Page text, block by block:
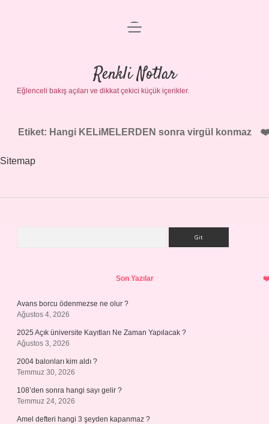
Gizlilik Politikası
Yasal Uyarı
menüyü
Renkli Notlar
Eğlenceli bakış açıları ve dikkat çekici küçük içerikler.
Etiket: Hangi KELiMELERDEN sonra virgül konmaz
Sitemap
Son Yazılar
Avans borcu ödenmezse ne olur ?
Ağustos 4, 2026
2025 Açık üniversite Kayıtları Ne Zaman Yapılacak ?
Ağustos 3, 2026
2004 balonları kim aldı ?
Temmuz 30, 2026
108’den sonra hangi sayı gelir ?
Temmuz 24, 2026
Amel defteri hangi 3 şeyden kapanmaz ?